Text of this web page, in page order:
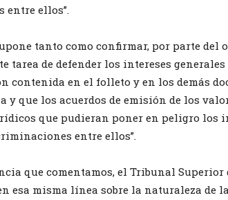
ellos”.
tanto como confirmar, por parte del
tarea de defender los intereses generales
contenida en el folleto y en los demás
y que los acuerdos de emisión de los
que pudieran poner en peligro los
entre ellos”.
que comentamos, el Tribunal
esa misma línea sobre la naturaleza de